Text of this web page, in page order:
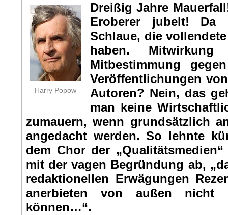
Harry Popow
Dreißig Jahre
Eroberer jubelt! Da
Schlaue, die
haben.
Mitbestimmung
Veröffentlichungen
Autoren? Nein, das
man keine
zumauern, wenn grundsätzlich
angedacht werden. So lehnte
dem Chor der
mit der vagen Begründung ab,
redaktionellen Erwägungen
anerbieten von außen nicht
können…“.